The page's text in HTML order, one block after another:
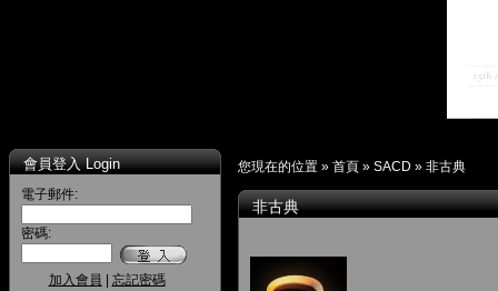
會員登入 Login
電子郵件:
密碼:
加入會員 忘記密碼
您現在的位置 » 首頁 » SACD » 非古典
非古典